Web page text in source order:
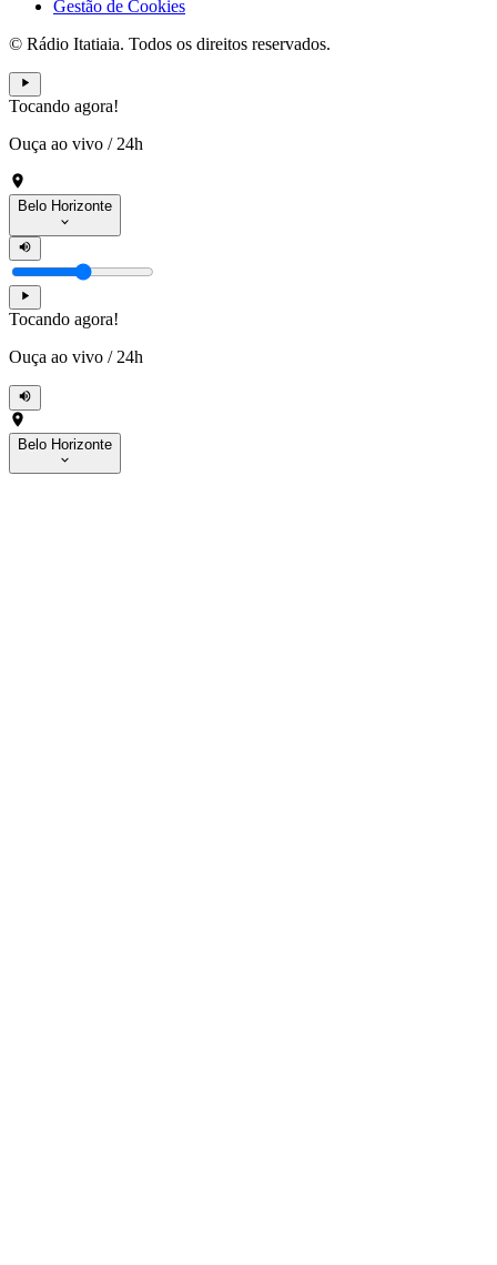
Gestão de Cookies
© Rádio Itatiaia. Todos os direitos reservados.
Tocando agora!
Ouça ao vivo / 24h
Belo Horizonte
Tocando agora!
Ouça ao vivo / 24h
Belo Horizonte